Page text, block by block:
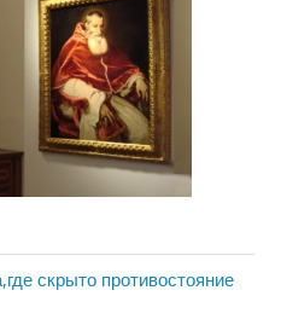
скрыто противостояние